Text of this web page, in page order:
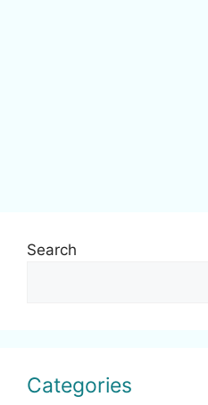
Search
Categories